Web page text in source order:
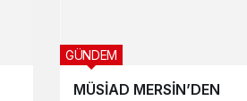
MÜSİAD MERSİN’DEN
GÜNDEM